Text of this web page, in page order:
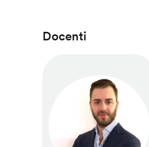
Docenti